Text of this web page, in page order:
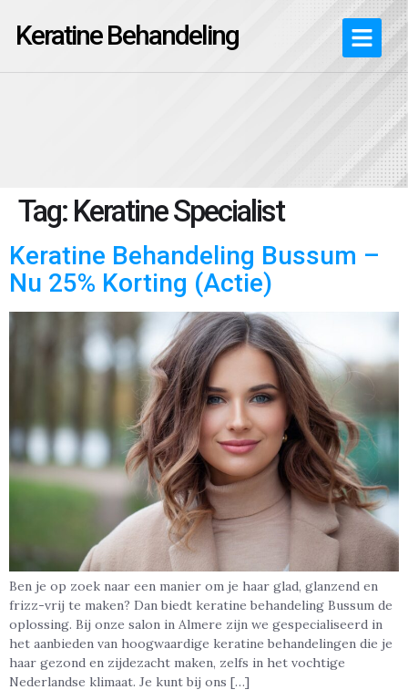
Keratine Behandeling
Tag: Keratine Specialist
Keratine Behandeling Bussum –
Nu 25% Korting (Actie)
Ben je op zoek naar een manier om je haar glad, glanzend en
frizz-vrij te maken? Dan biedt keratine behandeling Bussum de
oplossing. Bij onze salon in Almere zijn we gespecialiseerd in
het aanbieden van hoogwaardige keratine behandelingen die je
haar gezond en zijdezacht maken, zelfs in het vochtige
Nederlandse klimaat. Je kunt bij ons […]